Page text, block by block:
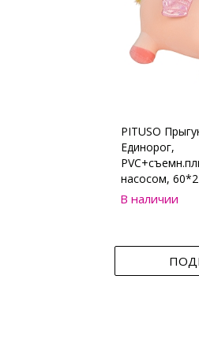
PITUSO
Единорог,
насосом,
В наличии